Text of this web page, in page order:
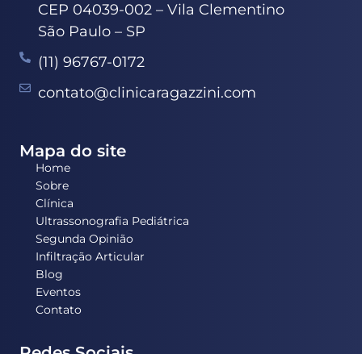
CEP 04039-002 – Vila Clementino
São Paulo – SP
(11) 96767-0172
contato@clinicaragazzini.com
Mapa do site
Home
Sobre
Clínica
Ultrassonografia Pediátrica
Segunda Opinião
Infiltração Articular
Blog
Eventos
Contato